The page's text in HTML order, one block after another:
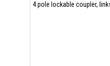
4 pole lockable coupler,